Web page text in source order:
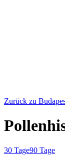
Zurück zu
30 Tage90 Tage